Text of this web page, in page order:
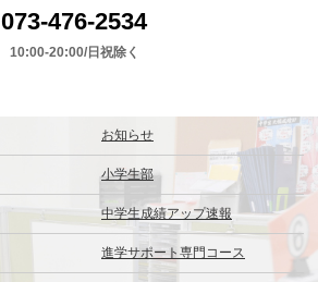
073-476-2534
10:00-20:00/日祝除く
お知らせ
小学生部
中学生成績アップ速報
進学サポート専門コース